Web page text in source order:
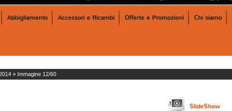
Abbigliamento Accessori e Ricambi Offerte e Promozioni Chi siamo
» Immagine 12/60
SlideShow